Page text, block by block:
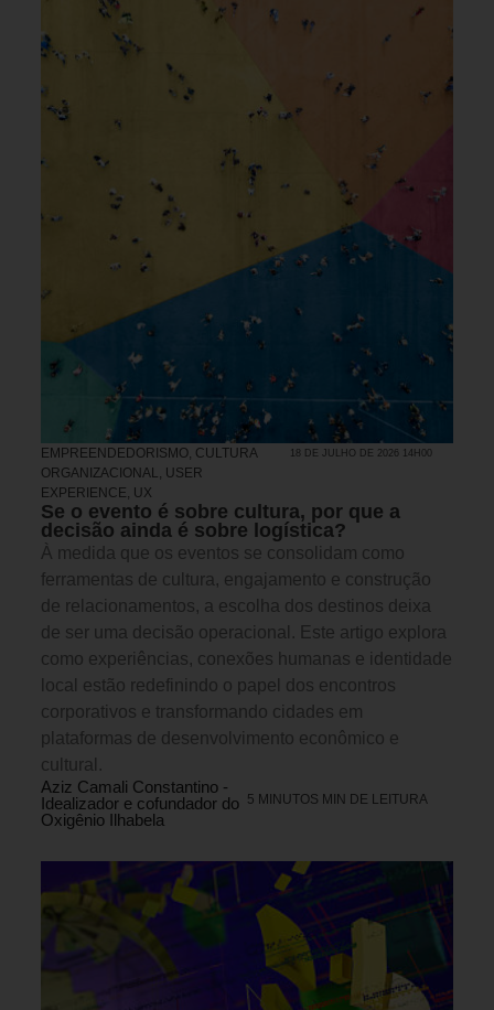
EMPREENDEDORISMO, CULTURA
ORGANIZACIONAL, USER
EXPERIENCE, UX
18 DE JULHO DE 2026 14H00
Se o evento é sobre cultura, por que a
decisão ainda é sobre logística?
À medida que os eventos se consolidam como
ferramentas de cultura, engajamento e construção
de relacionamentos, a escolha dos destinos deixa
de ser uma decisão operacional. Este artigo explora
como experiências, conexões humanas e identidade
local estão redefinindo o papel dos encontros
corporativos e transformando cidades em
plataformas de desenvolvimento econômico e
cultural.
Aziz Camali Constantino -
Idealizador e cofundador do
Oxigênio Ilhabela
5 MINUTOS MIN DE LEITURA